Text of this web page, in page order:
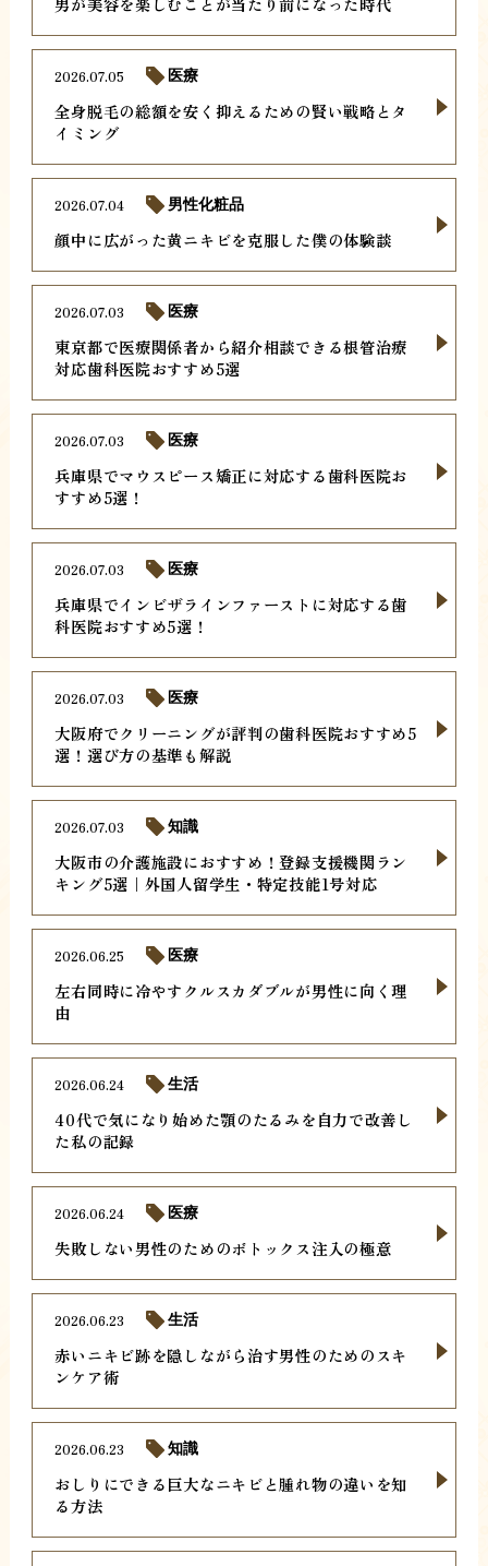
全身脱毛の総額を安く抑えるための賢い戦略とタ
イミング
2026.07.05 医療
顔中に広がった黄ニキビを克服した僕の体験談
2026.07.04 男性化粧品
東京都で医療関係者から紹介相談できる根管治療
対応歯科医院おすすめ5選
2026.07.03 医療
兵庫県でマウスピース矯正に対応する歯科医院お
すすめ5選！
2026.07.03 医療
兵庫県でインビザラインファーストに対応する歯
科医院おすすめ5選！
2026.07.03 医療
大阪府でクリーニングが評判の歯科医院おすすめ5
選！選び方の基準も解説
2026.07.03 医療
大阪市の介護施設におすすめ！登録支援機関ラン
キング5選｜外国人留学生・特定技能1号対応
2026.07.03 知識
左右同時に冷やすクルスカダブルが男性に向く理
由
2026.06.25 医療
40代で気になり始めた顎のたるみを自力で改善し
た私の記録
2026.06.24 生活
失敗しない男性のためのボトックス注入の極意
2026.06.24 医療
赤いニキビ跡を隠しながら治す男性のためのスキ
ンケア術
2026.06.23 生活
おしりにできる巨大なニキビと腫れ物の違いを知
る方法
2026.06.23 知識